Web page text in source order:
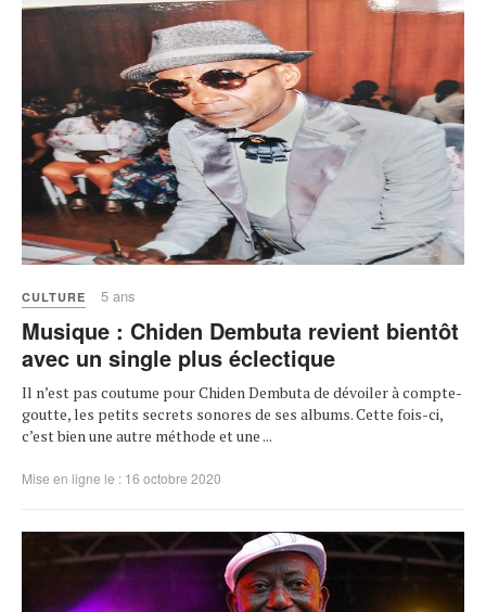
CULTURE 5 ans
Musique : Chiden Dembuta revient bientôt
avec un single plus éclectique
Il n’est pas coutume pour Chiden Dembuta de dévoiler à compte-
goutte, les petits secrets sonores de ses albums. Cette fois-ci,
c’est bien une autre méthode et une ...
Mise en ligne le : 16 octobre 2020